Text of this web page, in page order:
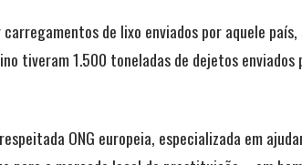
de lixo enviados por aquele país,
tiveram 1.500 toneladas de dejetos enviados
ONG europeia, especializada em